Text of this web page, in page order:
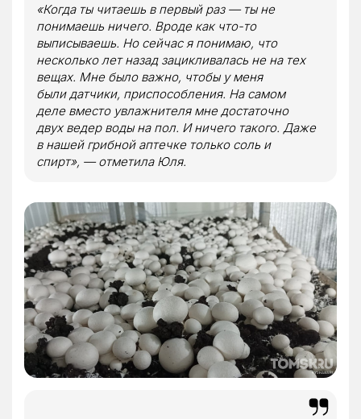
«Когда ты читаешь в первый раз — ты не
понимаешь ничего. Вроде как что-то
выписываешь. Но сейчас я понимаю, что
несколько лет назад зацикливалась не на тех
вещах. Мне было важно, чтобы у меня
были датчики, приспособления. На самом
деле вместо увлажнителя мне достаточно
двух ведер воды на пол. И ничего такого. Даже
в нашей грибной аптечке только соль и
спирт», — отметила Юля.